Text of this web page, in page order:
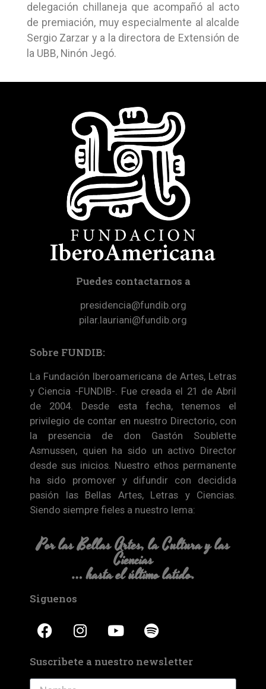
delegación chillaneja que acompañó al acto
de premiación, muy especialmente al alcalde
Sergio Zarzar y a la directora de Extensión de
la UBB, Ninón Jegó.
Puedes contactarnos a
presidencia@fundib.org
pilar.lauriani@fundib.org
Sobre FUNDIB:
La Fundación Iberoamericana de Artes, Letras
y Ciencia -FUNDIB-. Fue creada el 21 de Abril
de 2004. Desde esta fecha, tenemos el
privilegio de contar en nuestro Directorio, con
la presencia de don Gastón Soublette
Asmussen, quien ha sido un activo Director
desde sus inicios. Nuestro ethos permanente
ha sido promover y difundir con decidida
pasión las Bellas Artes, Letras y Ciencias.
Siendo siempre fieles a nuestro lema:
Por las Bellas Artes, la Cultura y las
Ciencias
… hasta el último latido.
Siguenos
Suscribete a nuestro newsletter